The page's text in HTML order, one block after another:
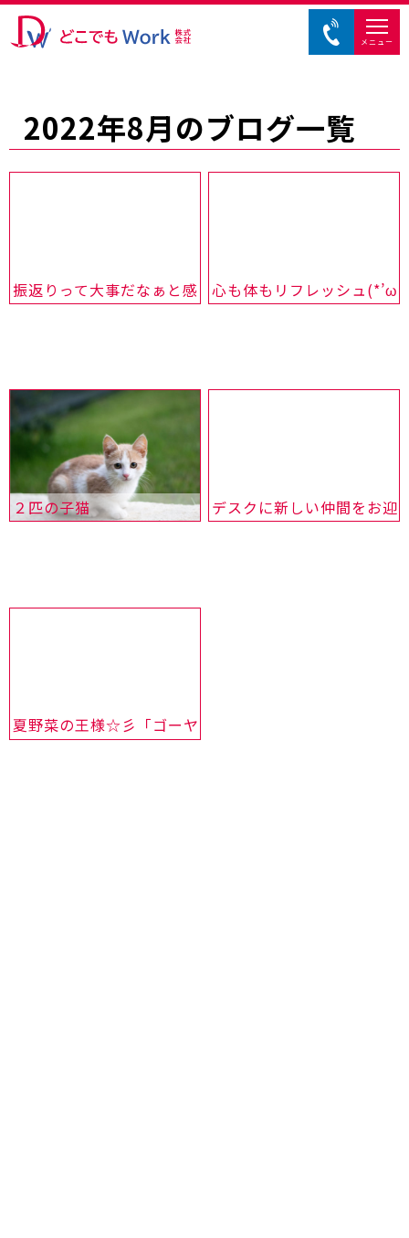
メニュー
2022年8月のブログ一覧
振返りって大事だなぁと感じた話心も体もリフレッシュ
２匹の子猫 デスクに新しい仲間をお迎
夏野菜の王様☆彡「ゴーヤー」☆彡